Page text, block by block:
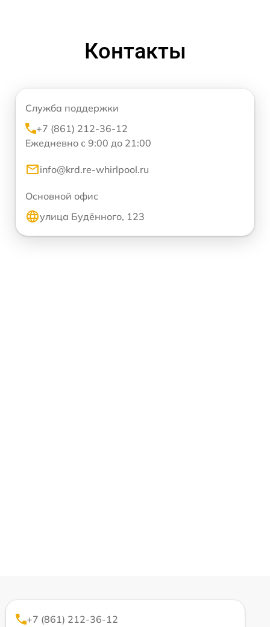
Контакты
Служба поддержки
+7 (861) 212-36-12
Ежедневно с 9:00 до 21:00
info@krd.re-whirlpool.ru
Основной офис
улица Будённого, 123
+7 (861) 212-36-12